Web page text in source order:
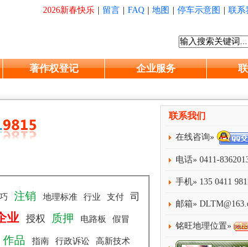
2026新春快乐 留言 FAQ 地图 停车示意图 联系
著作权登记 企业服务
注销 地理标准 行业 支付 司
业 授权 质押 电路板 假冒
作品 指南 行政诉讼 高新技术
联系我们
在线咨询»
电话» 0411-
手机» 135 0411
邮箱»
铭旺地理位置»